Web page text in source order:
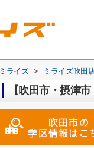
ミライズ > ミライズ吹田
【吹田市・摂津